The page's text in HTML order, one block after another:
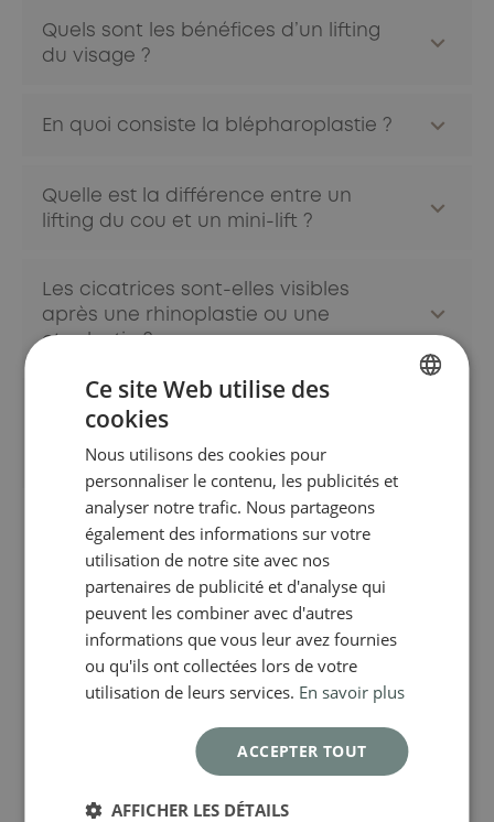
Quels sont les bénéfices d’un lifting
du visage ?
rides profondes et corrige le relâchement cutané pour
En quoi consiste la blépharoplastie ?
paupières, élimine les poches sous les yeux et améliore
l’aspect global du regard, parfois avec des bénéfices
Quelle est la différence entre un
lifting du cou et un mini-lift ?
musculaire au niveau du cou, tandis que le mini-lift traite
les premiers signes de vieillissement du bas du visage
avec des cicatrices plus courtes.
Les cicatrices sont-elles visibles
après une rhinoplastie ou une
otoplastie ?
Non, les incisions sont placées spécifiquement pour
être discrètes : dans les narines pour la rhinoplastie et
derrière les oreilles pour l’otoplastie.
Combien de temps dure la
récupération après une chirurgie du
visage ?
La récupération varie selon l’intervention : environ 10 à
14 jours pour un lifting ou une blépharoplastie, avec un
résultat final visible après plusieurs semaines.
Ce site Web utilise des
cookies
Nous utilisons des cookies pour
personnaliser le contenu, les publicités et
analyser notre trafic. Nous partageons
également des informations sur votre
utilisation de notre site avec nos
partenaires de publicité et d'analyse qui
peuvent les combiner avec d'autres
informations que vous leur avez fournies
ou qu'ils ont collectées lors de votre
utilisation de leurs services. En savoir plus
ACCEPTER TOUT
AFFICHER LES DÉTAILS